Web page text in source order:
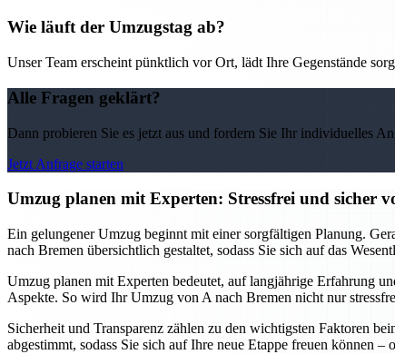
Wie läuft der Umzugstag ab?
Unser Team erscheint pünktlich vor Ort, lädt Ihre Gegenstände
Alle Fragen geklärt?
Dann probieren Sie es jetzt aus und fordern Sie Ihr individuelles
Jetzt Anfrage starten
Umzug planen mit Experten: Stressfrei und sicher
Ein gelungener Umzug beginnt mit einer sorgfältigen Planung.
nach Bremen übersichtlich gestaltet, sodass Sie sich auf das
Umzug planen mit Experten bedeutet, auf langjährige Erfahrung
Aspekte. So wird Ihr Umzug von A nach Bremen nicht nur
Sicherheit und Transparenz zählen zu den wichtigsten Faktoren
abgestimmt, sodass Sie sich auf Ihre neue Etappe freuen können –